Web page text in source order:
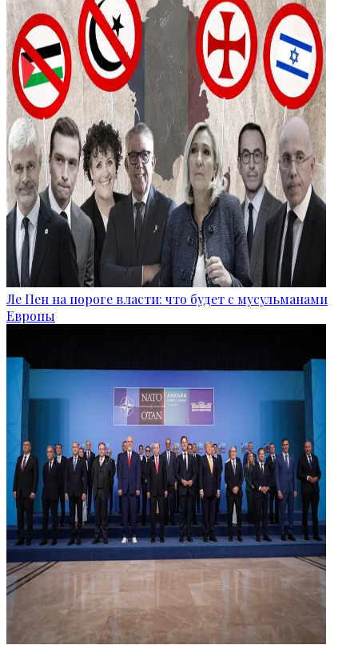
Ле Пен на пороге власти: что будет с мусульманами
Европы